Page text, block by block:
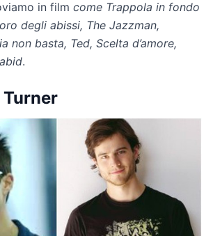
in film come Trappola in fondo
degli abissi, The Jazzman,
non basta, Ted, Scelta d’amore,
.